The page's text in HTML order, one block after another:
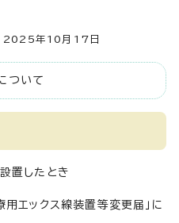
年10月17日
ついて
置したとき
エックス線装置等変更届」に